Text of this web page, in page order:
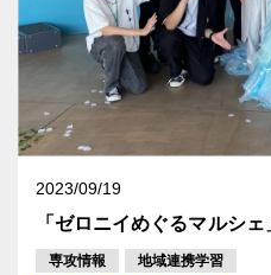
2023/09/19
「ゼロニイめぐるマルシェ
専攻情報
地域連携学習